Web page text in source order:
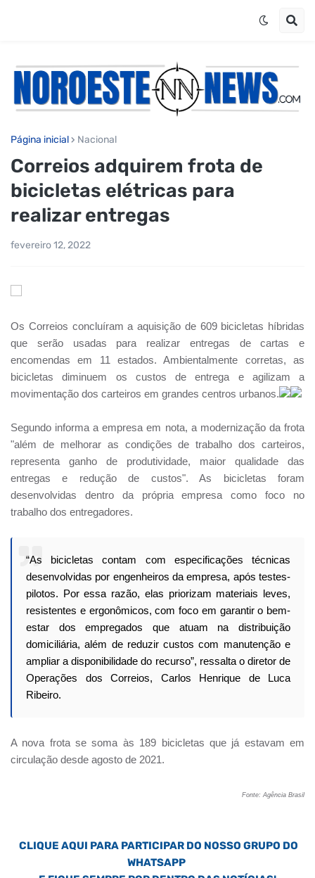
Página inicial Nacional
Correios adquirem frota de
bicicletas elétricas para
realizar entregas
fevereiro 12, 2022
Os Correios concluíram a aquisição de 609 bicicletas híbridas
que serão usadas para realizar entregas de cartas e
encomendas em 11 estados. Ambientalmente corretas, as
bicicletas diminuem os custos de entrega e agilizam a
movimentação dos carteiros em grandes centros urbanos.
Segundo informa a empresa em nota, a modernização da frota
"além de melhorar as condições de trabalho dos carteiros,
representa ganho de produtividade, maior qualidade das
entregas e redução de custos". As bicicletas foram
desenvolvidas dentro da própria empresa como foco no
trabalho dos entregadores.
“As bicicletas contam com especificações técnicas
desenvolvidas por engenheiros da empresa, após testes-
pilotos. Por essa razão, elas priorizam materiais leves,
resistentes e ergonômicos, com foco em garantir o bem-
estar dos empregados que atuam na distribuição
domiciliária, além de reduzir custos com manutenção e
ampliar a disponibilidade do recurso”, ressalta o diretor de
Operações dos Correios, Carlos Henrique de Luca
Ribeiro.
A nova frota se soma às 189 bicicletas que já estavam em
circulação desde agosto de 2021.
Fonte: Agência Brasil
CLIQUE AQUI PARA PARTICIPAR DO NOSSO GRUPO DO
WHATSAPP